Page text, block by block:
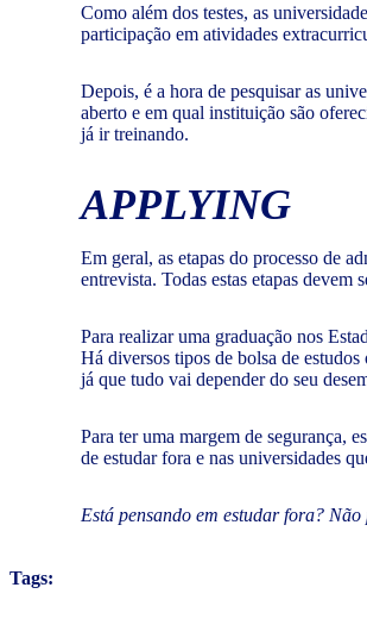
Como além dos testes, as
participação em atividades
Depois, é a hora de pesquisar as
aberto e em qual instituição são
já ir treinando.
APPLYING
Em geral, as etapas do processo de
entrevista. Todas estas etapas devem
Para realizar uma graduação nos
Há diversos tipos de bolsa de
já que tudo vai depender do seu
Para ter uma margem de segurança,
de estudar fora e nas universidades
Está pensando em estudar fora?
Tags: